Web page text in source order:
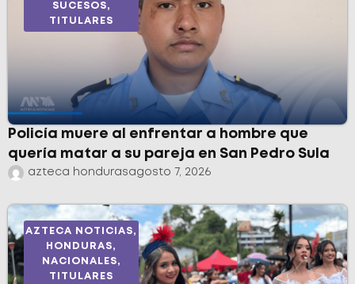
SUCESOS,
TITULARES
Policía muere al enfrentar a hombre que
quería matar a su pareja en San Pedro Sula
azteca hondurasagosto 7, 2026
AZTECA NOTICIAS,
HONDURAS,
NACIONALES,
TITULARES